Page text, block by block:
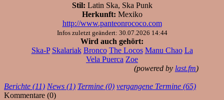
Stil: Latin Ska, Ska Punk
Herkunft: Mexiko
http://www.panteonrococo.com
Infos zuletzt geändert: 30.07.2026 14:44
Wird auch gehört:
Ska-P Skalariak Bronco The Locos Manu Chao La
Vela Puerca Zoe
(powered by last.fm)
Berichte (11) News (1) Termine (0) vergangene Termine (65)
Kommentare (0)